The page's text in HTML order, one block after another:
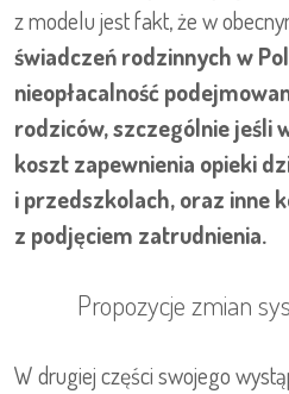
z modelu jest fakt, że w
świadczeń rodzinnych w
nieopłacalność
rodziców, szczególnie jeśli
koszt zapewnienia opieki
i przedszkolach, oraz inne
z podjęciem zatrudnienia.
Propozycje zmian
W drugiej części swojego